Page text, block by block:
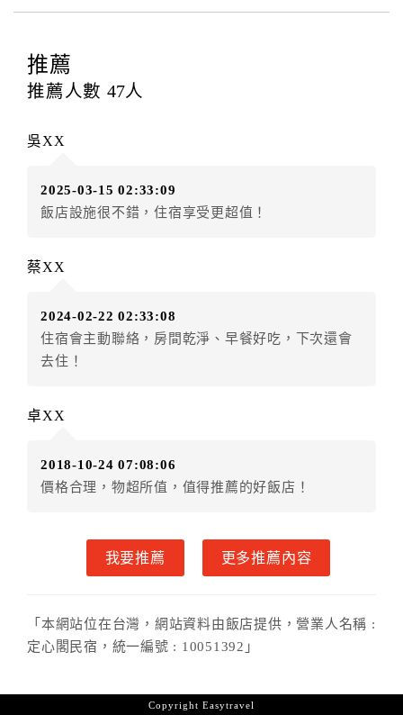
四、訂單異動
提出申辦不得異動訂單。
每筆訂單異動限定
辦理取消退款。
房者應補足差額。（限原訂飯店）
房者不得要求退其差額。（限原訂飯店）
額3個月
．訂房者使用「保留住宿金額」時，請注意！為避免飯
店客滿，敬請及早計畫，如逾時未提出申辦，視同無條
件放棄訂單（住宿權益）。 （限原訂飯店使用）
得辦理取消退款。
．訂單異動後，訂單費用總計小於原訂單費用總計時，
訂房者因故取消訂單辦理退款，依下列標準申辦：
◎住房日7天前辦理者，訂單費用扣除總計0%為手續費
◎住房日1天前辦理者，訂單費用扣除總計45%為手續費
◎住房日當日辦理者，訂單費用扣除總計100%為手續費
◎住房日當日未辦理入住手續者，視同住房，已付訂單
推薦
推薦人數 47人
吳XX
2025-03-15 02:33:09
飯店設施很不錯，住宿享受更超值！
蔡XX
2024-02-22 02:33:08
住宿會主動聯絡，房間乾淨、早餐好吃，下次還會
去住！
卓XX
2018-10-24 07:08:06
價格合理，物超所值，值得推薦的好飯店！
我要推薦 更多推薦內容
「本網站位在台灣，網站資料由飯店提供，營業人名稱 :
定心閣民宿，統一編號 : 10051392」
Copyright Easytravel